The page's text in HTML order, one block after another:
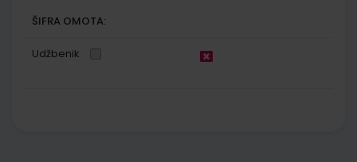
ŠIFRA OMOTA:
Udžbenik